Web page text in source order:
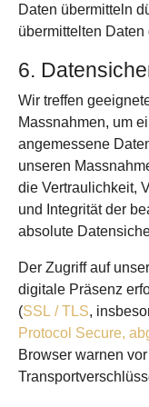
Daten über­mitteln
übermittelten
6.
Wir treffen
Mass­nahmen, um
angemessene
unseren
die Ver­traulichkeit,
und Integrität der
absolute
Der Zugriff auf
digitale Präsenz
(SSL / TLS,
Protocol Secure,
Browser warnen